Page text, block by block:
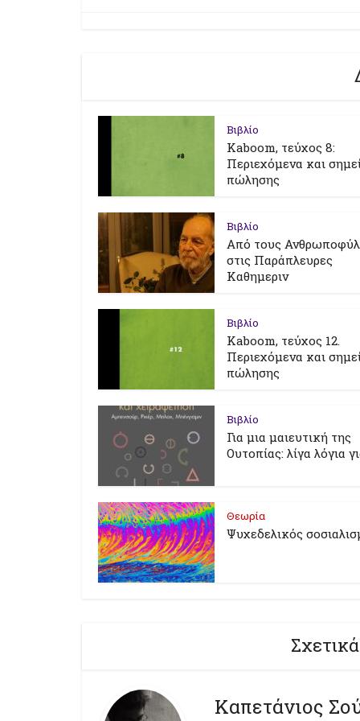
Βιβλίο
Kaboom, τεύχος 8:
Περιεχόμενα και
πώλησης
Βιβλίο
Από τους
στις Παράπλευρες
Καθημεριν
Βιβλίο
Kaboom, τεύχος 12.
Περιεχόμενα και
πώλησης
Βιβλίο
Για μια μαιευτική της
Ουτοπίας: λίγα λόγια
Θεωρία
Ψυχεδελικός
Καπετάνιος